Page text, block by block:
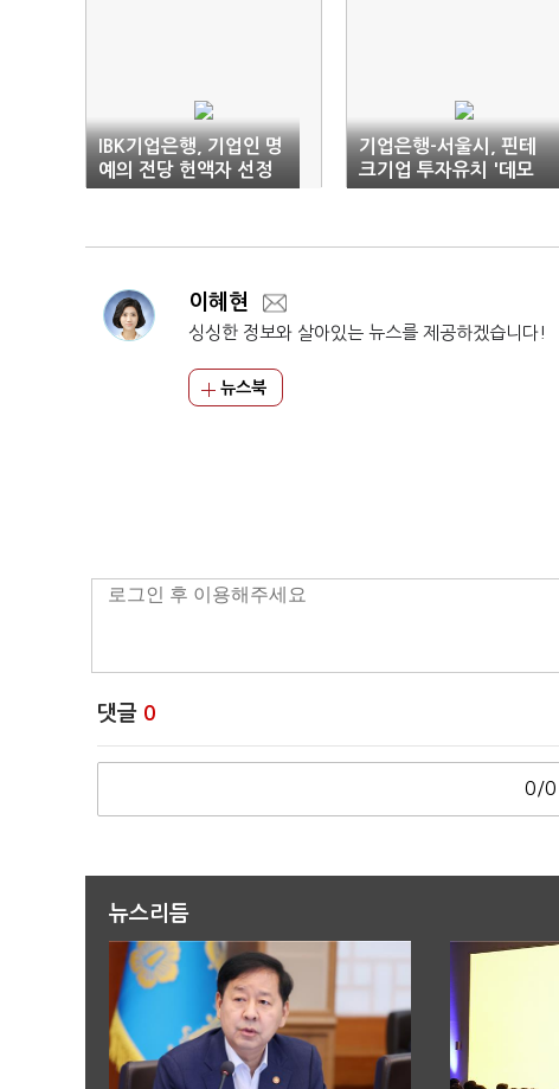
IBK기업은행, 기업인 명
예의 전당 헌액자 선정
기업은행-서울시, 핀테
크기업 투자유치 '데모
데이' 개최
이혜현
싱싱한 정보와 살아있는 뉴스를 제공하겠습니다!
뉴스북
댓글 0
0/0
뉴스리듬